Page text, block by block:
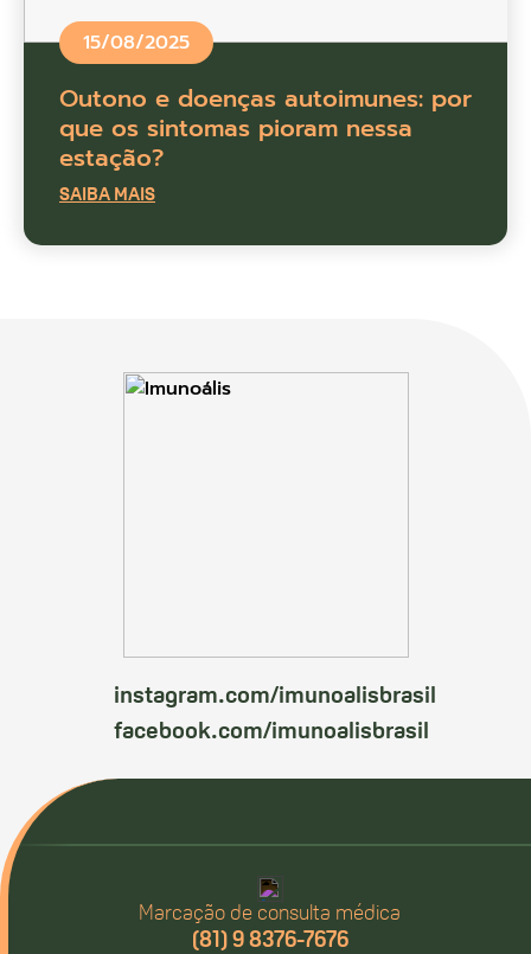
15/08/2025
Outono e doenças autoimunes: por
que os sintomas pioram nessa
estação?
SAIBA MAIS
instagram.com/imunoalisbrasil
facebook.com/imunoalisbrasil
Marcação de consulta médica
(81) 9 8376-7676